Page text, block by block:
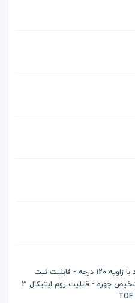
دارای لنز واید و تله فوتو، لنز اولترا واید با زاویه 120 درجه - قابلیت ثبت
موقعیت جغرافیایی تصویر - قابلیت تشخیص چهره - قابلیت زوم اپتیکال 3